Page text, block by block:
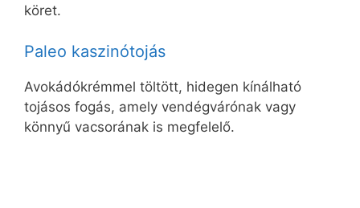
köret.
Paleo kaszinótojás
Avokádókrémmel töltött, hidegen kínálható
tojásos fogás, amely vendégvárónak vagy
könnyű vacsorának is megfelelő.